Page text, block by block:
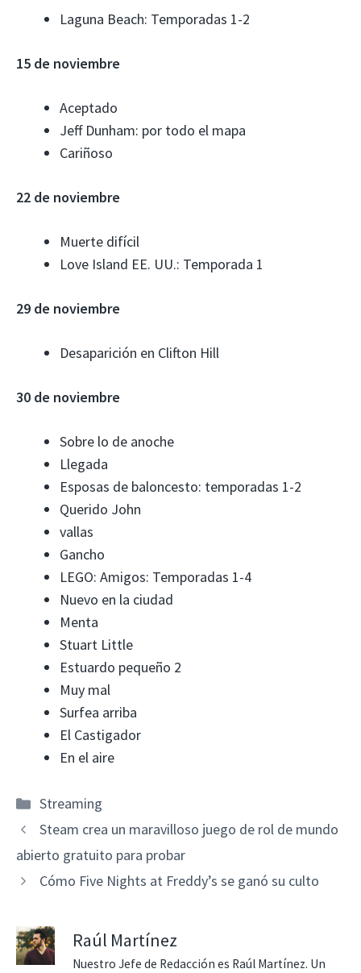
Laguna Beach: Temporadas 1-2
15 de noviembre
Aceptado
Jeff Dunham: por todo el mapa
Cariñoso
22 de noviembre
Muerte difícil
Love Island EE. UU.: Temporada 1
29 de noviembre
Desaparición en Clifton Hill
30 de noviembre
Sobre lo de anoche
Llegada
Esposas de baloncesto: temporadas 1-2
Querido John
vallas
Gancho
LEGO: Amigos: Temporadas 1-4
Nuevo en la ciudad
Menta
Stuart Little
Estuardo pequeño 2
Muy mal
Surfea arriba
El Castigador
En el aire
Categorías
Streaming
Steam crea un maravilloso juego de rol de mundo
abierto gratuito para probar
Cómo Five Nights at Freddy’s se ganó su culto
Raúl Martínez
Nuestro Jefe de Redacción es Raúl Martínez. Un